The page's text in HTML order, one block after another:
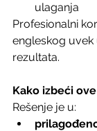
ulaganja
Profesionalni
engleskog
rezultata.
Kako izbeći ove
Rešenje je u: